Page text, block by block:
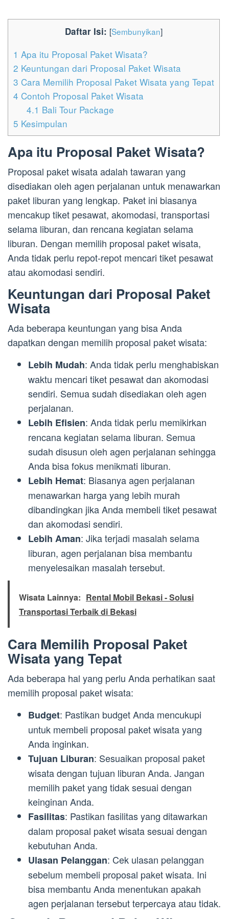
Daftar Isi: [Sembunyikan]
1 Apa itu Proposal Paket Wisata?
2 Keuntungan dari Proposal Paket Wisata
3 Cara Memilih Proposal Paket Wisata yang Tepat
4 Contoh Proposal Paket Wisata
4.1 Bali Tour Package
5 Kesimpulan
Apa itu Proposal Paket Wisata?
Proposal paket wisata adalah tawaran yang
disediakan oleh agen perjalanan untuk menawarkan
paket liburan yang lengkap. Paket ini biasanya
mencakup tiket pesawat, akomodasi, transportasi
selama liburan, dan rencana kegiatan selama
liburan. Dengan memilih proposal paket wisata,
Anda tidak perlu repot-repot mencari tiket pesawat
atau akomodasi sendiri.
Keuntungan dari Proposal Paket
Wisata
Ada beberapa keuntungan yang bisa Anda
dapatkan dengan memilih proposal paket wisata:
Lebih Mudah: Anda tidak perlu menghabiskan
waktu mencari tiket pesawat dan akomodasi
sendiri. Semua sudah disediakan oleh agen
perjalanan.
Lebih Efisien: Anda tidak perlu memikirkan
rencana kegiatan selama liburan. Semua
sudah disusun oleh agen perjalanan sehingga
Anda bisa fokus menikmati liburan.
Lebih Hemat: Biasanya agen perjalanan
menawarkan harga yang lebih murah
dibandingkan jika Anda membeli tiket pesawat
dan akomodasi sendiri.
Lebih Aman: Jika terjadi masalah selama
liburan, agen perjalanan bisa membantu
menyelesaikan masalah tersebut.
Wisata Lainnya: Rental Mobil Bekasi - Solusi
Transportasi Terbaik di Bekasi
Cara Memilih Proposal Paket
Wisata yang Tepat
Ada beberapa hal yang perlu Anda perhatikan saat
memilih proposal paket wisata:
Budget: Pastikan budget Anda mencukupi
untuk membeli proposal paket wisata yang
Anda inginkan.
Tujuan Liburan: Sesuaikan proposal paket
wisata dengan tujuan liburan Anda. Jangan
memilih paket yang tidak sesuai dengan
keinginan Anda.
Fasilitas: Pastikan fasilitas yang ditawarkan
dalam proposal paket wisata sesuai dengan
kebutuhan Anda.
Ulasan Pelanggan: Cek ulasan pelanggan
sebelum membeli proposal paket wisata. Ini
bisa membantu Anda menentukan apakah
agen perjalanan tersebut terpercaya atau tidak.